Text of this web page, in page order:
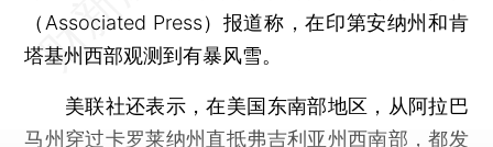
（Associated Press）报道称，在印第安纳州和肯
塔基州西部观测到有暴风雪。
美联社还表示，在美国东南部地区，从阿拉巴
马州穿过卡罗莱纳州直抵弗吉利亚州西南部，都发